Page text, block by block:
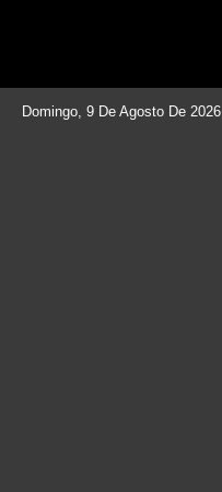
Domingo, 9 De Agosto De 2026